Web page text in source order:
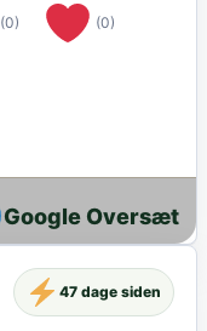
(0) (0)
Google Oversæt
47 dage siden